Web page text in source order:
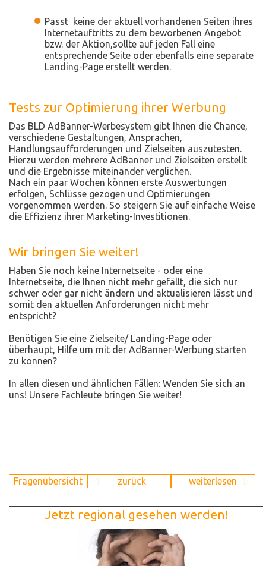
Passt keine der aktuell vorhandenen Seiten ihres
Internetauftritts zu dem beworbenen Angebot
bzw. der Aktion,sollte auf jeden Fall eine
entsprechende Seite oder ebenfalls eine separate
Landing-Page erstellt werden.
Tests zur Optimierung ihrer Werbung
Das BLD AdBanner-Werbesystem gibt Ihnen die Chance,
verschiedene Gestaltungen, Ansprachen,
Handlungsaufforderungen und Zielseiten auszutesten.
Hierzu werden mehrere AdBanner und Zielseiten erstellt
und die Ergebnisse miteinander verglichen.
Nach ein paar Wochen können erste Auswertungen
erfolgen, Schlüsse gezogen und Optimierungen
vorgenommen werden. So steigern Sie auf einfache Weise
die Effizienz ihrer Marketing-Investitionen.
Wir bringen Sie weiter!
Haben Sie noch keine Internetseite - oder eine
Internetseite, die Ihnen nicht mehr gefällt, die sich nur
schwer oder gar nicht ändern und aktualisieren lässt und
somit den aktuellen Anforderungen nicht mehr
entspricht?
Benötigen Sie eine Zielseite/ Landing-Page oder
überhaupt, Hilfe um mit der AdBanner-Werbung starten
zu können?
In allen diesen und ähnlichen Fällen: Wenden Sie sich an
uns! Unsere Fachleute bringen Sie weiter!
Fragenübersicht zurück weiterlesen
Jetzt regional gesehen werden!